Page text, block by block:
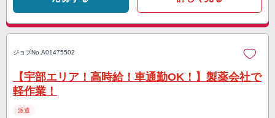
ジョブNo. A01475502
【宇部エリア！高時給！車通勤OK！】製薬会社で
軽作業！
派遣